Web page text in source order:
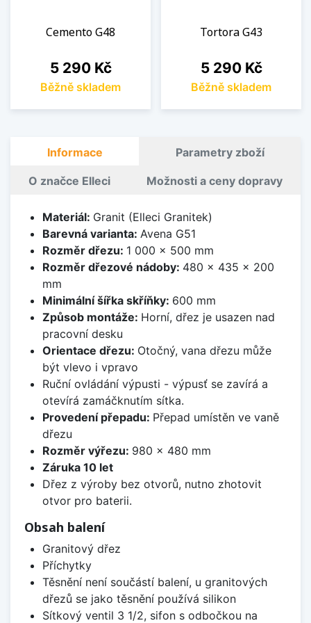
Cemento G48
Cena
5 290 Kč
Běžně skladem
Tortora G43
Cena
5 290 Kč
Běžně skladem
Informace Parametry zboží
O značce Elleci Možnosti a ceny dopravy
Materiál: Granit (Elleci Granitek)
Barevná varianta: Avena G51
Rozměr dřezu: 1 000 x 500 mm
Rozměr dřezové nádoby: 480 x 435 x 200
mm
Minimální šířka skříňky: 600 mm
Způsob montáže: Horní, dřez je usazen nad
pracovní desku
Orientace dřezu: Otočný, vana dřezu může
být vlevo i vpravo
Ruční ovládání výpusti - výpusť se zavírá a
otevírá zamáčknutím sítka.
Provedení přepadu: Přepad umístěn ve vaně
dřezu
Rozměr výřezu: 980 x 480 mm
Záruka 10 let
Dřez z výroby bez otvorů, nutno zhotovit
otvor pro baterii.
Obsah balení
Granitový dřez
Příchytky
Těsnění není součástí balení, u granitových
dřezů se jako těsnění používá silikon
Sítkový ventil 3 1/2, sifon s odbočkou na